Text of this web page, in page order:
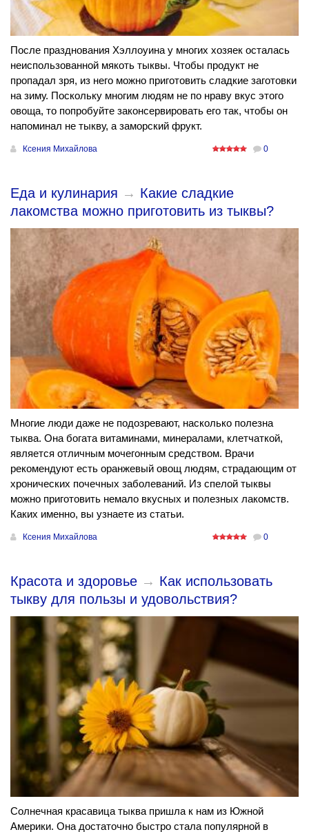
После празднования Хэллоуина у многих хозяек осталась
неиспользованной мякоть тыквы. Чтобы продукт не
пропадал зря, из него можно приготовить сладкие заготовки
на зиму. Поскольку многим людям не по нраву вкус этого
овоща, то попробуйте законсервировать его так, чтобы он
напоминал не тыкву, а заморский фрукт.
Ксения Михайлова 0
Еда и кулинария → Какие сладкие
лакомства можно приготовить из тыквы?
Многие люди даже не подозревают, насколько полезна
тыква. Она богата витаминами, минералами, клетчаткой,
является отличным мочегонным средством. Врачи
рекомендуют есть оранжевый овощ людям, страдающим от
хронических почечных заболеваний. Из спелой тыквы
можно приготовить немало вкусных и полезных лакомств.
Каких именно, вы узнаете из статьи.
Ксения Михайлова 0
Красота и здоровье → Как использовать
тыкву для пользы и удовольствия?
Солнечная красавица тыква пришла к нам из Южной
Америки. Она достаточно быстро стала популярной в